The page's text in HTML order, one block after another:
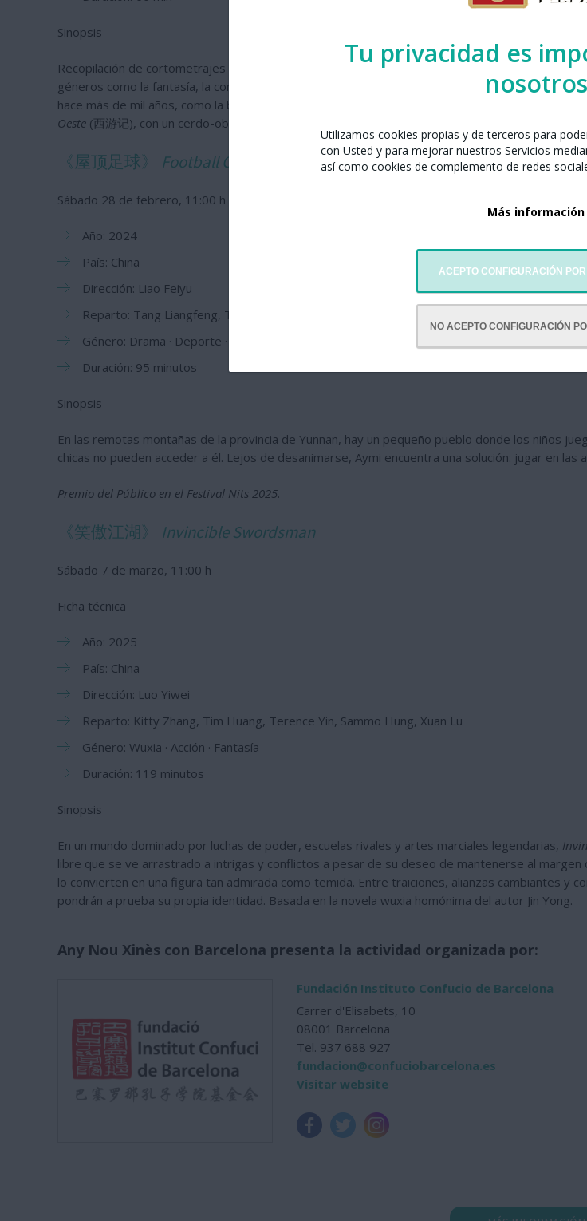
Tu privacidad es
nosotros
Utilizamos cookies propias y de terceros para
con Usted y para mejorar nuestros Servicios
así como cookies de complemento de redes
Más información
ACEPTO CONFIGURACIÓN
NO ACEPTO CONFIGURACIÓN
Sinopsis
Recopilación de cortometrajes de animación del prestigioso Shanghai Animation Film Studio
géneros como la fantasía, la comedia, la ciencia ficción o el drama, usando diversas técnicas
hace más de mil años, como la bellísima
(
Oeste (西游记), con un cerdo-obrero protagonista que reivindica sus derechos laborales.
《屋顶足球》 Football On The Roof
Sábado 28 de febrero, 11:00 h
Año: 2024
País: China
Dirección: Liao Feiyu
Reparto: Tang Liangfeng, Tan Xinyu, Shi Junxuan
Género: Drama · Deporte · Inspiracional
Duración: 95 minutos
Sinopsis
En las remotas montañas de la provincia de Yunnan, hay un pequeño pueblo donde los niños
chicas no pueden acceder a él. Lejos de desanimarse, Aymi encuentra una solución: jugar en
Premio del Público en el Festival Nits 2025.
《笑傲江湖》 Invincible Swordsman
Sábado 7 de marzo, 11:00 h
Ficha técnica
Año: 2025
País: China
Dirección: Luo Yiwei
Reparto: Kitty Zhang, Tim Huang, Terence Yin, Sammo Hung, Xuan Lu
Género: Wuxia · Acción · Fantasía
Duración: 119 minutos
Sinopsis
En un mundo dominado por luchas de poder, escuelas rivales y artes marciales legendarias,
libre que se ve arrastrado a intrigas y conflictos a pesar de su deseo de mantenerse al margen
lo convierten en una figura tan admirada como temida. Entre traiciones, alianzas cambiantes y
pondrán a prueba su propia identidad. Basada en la novela wuxia homónima del autor Jin Yong.
Any Nou Xinès con Barcelona presenta la actividad organizada por:
Fundación Instituto Confucio de Barcelona
Carrer d'Elisabets, 10
08001 Barcelona
Tel. 937 688 927
fundacion@confuciobarcelona.es
Visitar website